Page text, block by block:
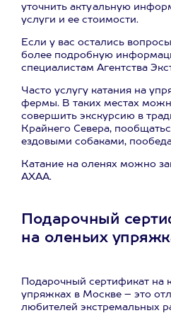
уточнить актуальную
услуги и ее стоимости.
Если у вас остались
более подробную
специалистам Агентства
Часто услугу катания на
фермы. В таких местах
совершить экскурсию в
Крайнего Севера,
ездовыми собаками,
Катание на оленях можно
АХАА.
Подарочный
на оленьих
Подарочный сертификат на
упряжках в Москве – это
любителей экстремальных